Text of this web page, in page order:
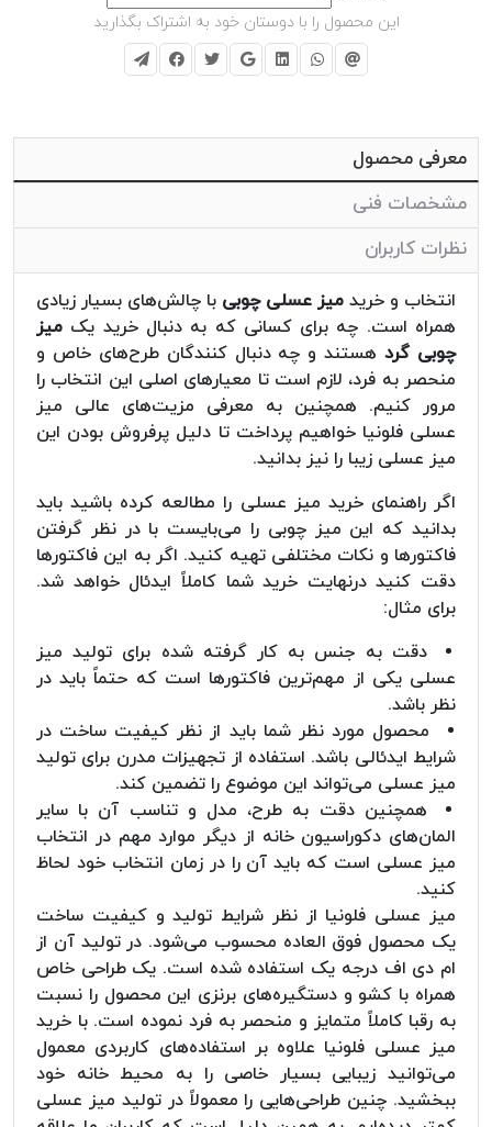
این محصول را با دوستان خود به اشتراک بگذارید
معرفی محصول
مشخصات فنی
نظرات کاربران
انتخاب و خرید میز عسلی چوبی با چالش‌های بسیار زیادی
همراه است. چه برای کسانی که به دنبال خرید یک میز
چوبی گردهستند و چه دنبال کنندگان طرح‌های خاص و
منحصر به فرد، لازم است تا معیارهای اصلی این انتخاب را
مرور کنیم. همچنین به معرفی مزیت‌های عالی میز
عسلی فلونیا خواهیم پرداخت تا دلیل پرفروش بودن این
میز عسلی زیبا را نیز بدانید.
اگر راهنمای خرید میز عسلی را مطالعه کرده باشید باید
بدانید که این میز چوبی را می‌بایست با در نظر گرفتن
فاکتورها و نکات مختلفی تهیه کنید. اگر به این فاکتورها
دقت کنید درنهایت خرید شما کاملاً ایدئال خواهد شد.
برای مثال:
دقت به جنس به کار گرفته شده برای تولید میز
عسلی یکی از مهم‌ترین فاکتورها است که حتماً باید در
نظر باشد.
محصول مورد نظر شما باید از نظر کیفیت ساخت در
شرایط ایدئالی باشد. استفاده از تجهیزات مدرن برای تولید
میز عسلی می‌تواند این موضوع را تضمین کند.
همچنین دقت به طرح، مدل و تناسب آن با سایر
المان‌های دکوراسیون خانه از دیگر موارد مهم در انتخاب
میز عسلی است که باید آن را در زمان انتخاب خود لحاظ
کنید.
میز عسلی فلونیا از نظر شرایط تولید و کیفیت ساخت
یک محصول فوق العاده محسوب می‌شود. در تولید آن از
ام دی اف درجه یک استفاده شده است. یک طراحی خاص
همراه با کشو و دستگیره‌های برنزی این محصول را نسبت
به رقبا کاملاً متمایز و منحصر به فرد نموده است. با خرید
میز عسلی فلونیا علاوه بر استفاده‌های کاربردی معمول
می‌توانید زیبایی بسیار خاصی را به محیط خانه خود
ببخشید. چنین طراحی‌هایی را معمولاً در تولید میز عسلی